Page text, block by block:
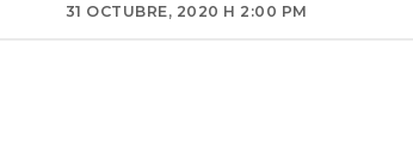
31 OCTUBRE, 2020 H 2:00 PM